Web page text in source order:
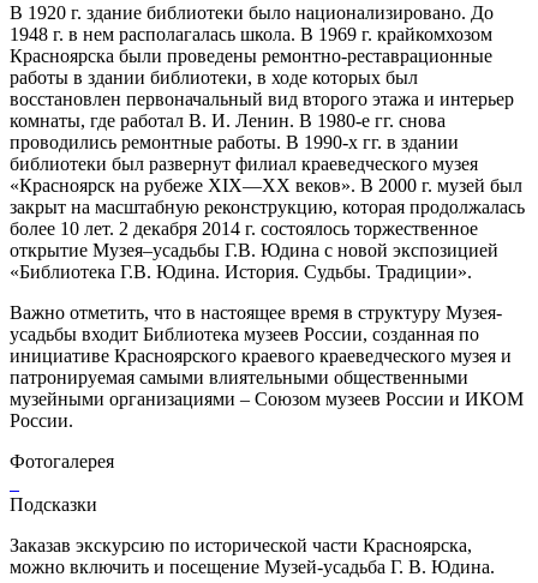
В 1920 г. здание библиотеки было национализировано. До
1948 г. в нем располагалась школа. В 1969 г. крайкомхозом
Красноярска были проведены ремонтно-реставрационные
работы в здании библиотеки, в ходе которых был
восстановлен первоначальный вид второго этажа и интерьер
комнаты, где работал В. И. Ленин. В 1980-е гг. снова
проводились ремонтные работы. В 1990-х гг. в здании
библиотеки был развернут филиал краеведческого музея
«Красноярск на рубеже XIX—XX веков». В 2000 г. музей был
закрыт на масштабную реконструкцию, которая продолжалась
более 10 лет. 2 декабря 2014 г. состоялось торжественное
открытие Музея–усадьбы Г.В. Юдина с новой экспозицией
«Библиотека Г.В. Юдина. История. Судьбы. Традиции».
Важно отметить, что в настоящее время в структуру Музея-
усадьбы входит Библиотека музеев России, созданная по
инициативе Красноярского краевого краеведческого музея и
патронируемая самыми влиятельными общественными
музейными организациями – Союзом музеев России и ИКОМ
России.
Фотогалерея
Подсказки
Заказав экскурсию по исторической части Красноярска,
можно включить и посещение Музей-усадьба Г. В. Юдина.